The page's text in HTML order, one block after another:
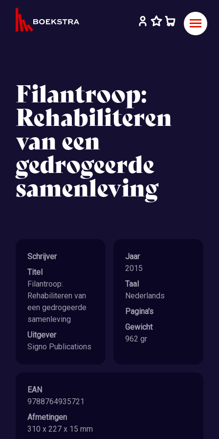
Filantroop:
Rehabiliteren
van een
gedrogeerde
samenleving
Schrijver
Titel
Filantroop:
Rehabiliteren van
een gedrogeerde
samenleving
Uitgever
Signo Publications
Jaar
2015
Taal
Nederlands
Pagina's
Gewicht
962 gr
EAN
9788764935721
Afmetingen
310 x 227 x 15 mm